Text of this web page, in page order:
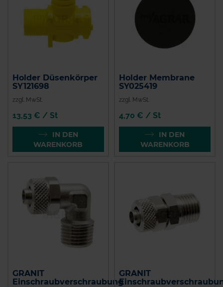
Holder Düsenkörper
SY121698
zzgl. MwSt.
13,53 € / St
IN DEN
WARENKORB
Holder Membrane
SY025419
zzgl. MwSt.
4,70 € / St
IN DEN
WARENKORB
GRANIT
Einschraubverschraubung
GRANIT